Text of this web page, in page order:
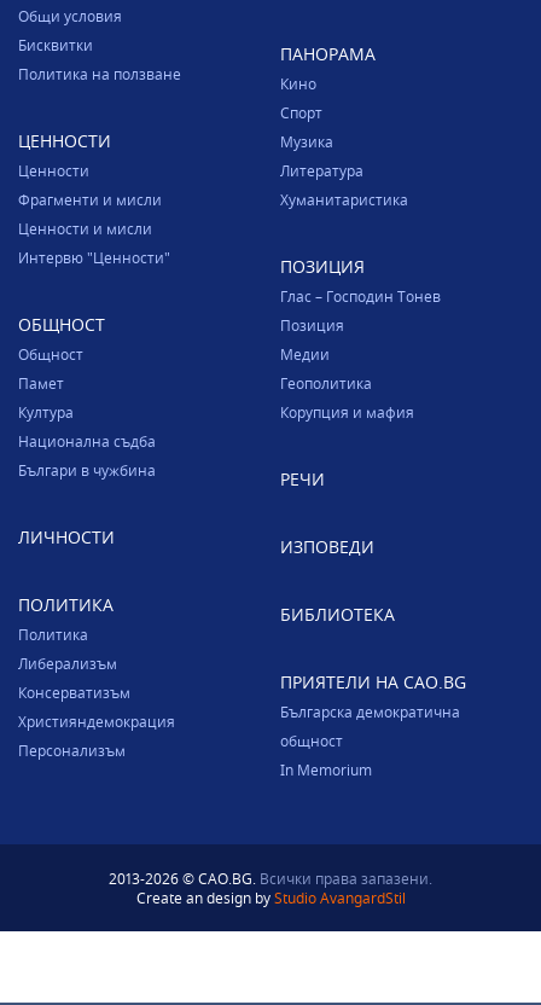
Общи условия
Бисквитки
Политика на ползване
ЦЕННОСТИ
Ценности
Фрагменти и мисли
Ценности и мисли
Интервю "Ценности"
ОБЩНОСТ
Общност
Памет
Култура
Национална съдба
Българи в чужбина
ЛИЧНОСТИ
ПОЛИТИКА
Политика
Либерализъм
Консерватизъм
Християндемокрация
Персонализъм
ПАНОРАМА
Кино
Спорт
Музика
Литература
Хуманитаристика
ПОЗИЦИЯ
Глас – Господин Тонев
Позиция
Медии
Геополитика
Корупция и мафия
РЕЧИ
ИЗПОВЕДИ
БИБЛИОТЕКА
ПРИЯТЕЛИ НА CAO.BG
Българска демократична
общност
In Memorium
2013-2026 © CAO.BG. Всички права запазени.
Create an design byStudio AvangardStil